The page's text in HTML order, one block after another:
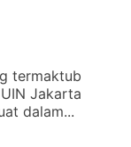
termaktub
Jakarta
dalam...